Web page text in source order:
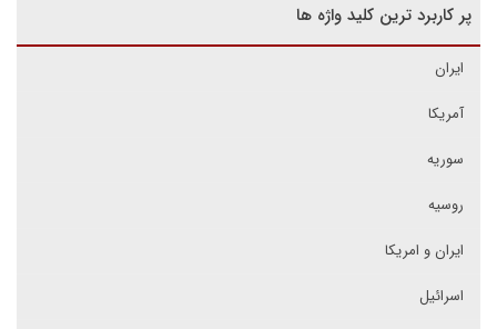
پر کاربرد ترین کلید واژه ها
ایران
آمریکا
سوریه
روسیه
ایران و امریکا
اسرائیل